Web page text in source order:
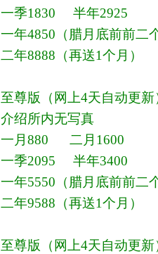
一季1830 半年2925
一年4850（腊月底前前二
二年8888（再送1个月）
至尊版（网上4天自动更新
介绍所内无写真
一月880 二月1600
一季2095 半年3400
一年5550（腊月底前前二
二年9588（再送1个月）
至尊版（网上4天自动更新